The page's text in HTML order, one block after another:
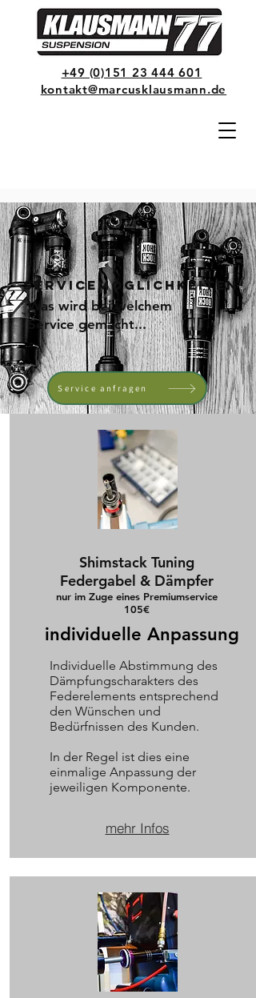
+49 (0)151 23 444 601
kontakt@marcusklausmann.de
Servicemöglichkeiten
Was wird bei welchem
Service gemacht...
Service anfragen
Shimstack Tuning
Federgabel & Dämpfer
nur im Zuge eines Premiumservice
105€
individuelle Anpassung
Individuelle Abstimmung des
Dämpfungscharakters des
Federelements entsprechend
den Wünschen und
Bedürfnissen des Kunden.
In der Regel ist dies eine
einmalige Anpassung der
jeweiligen Komponente.
mehr Infos